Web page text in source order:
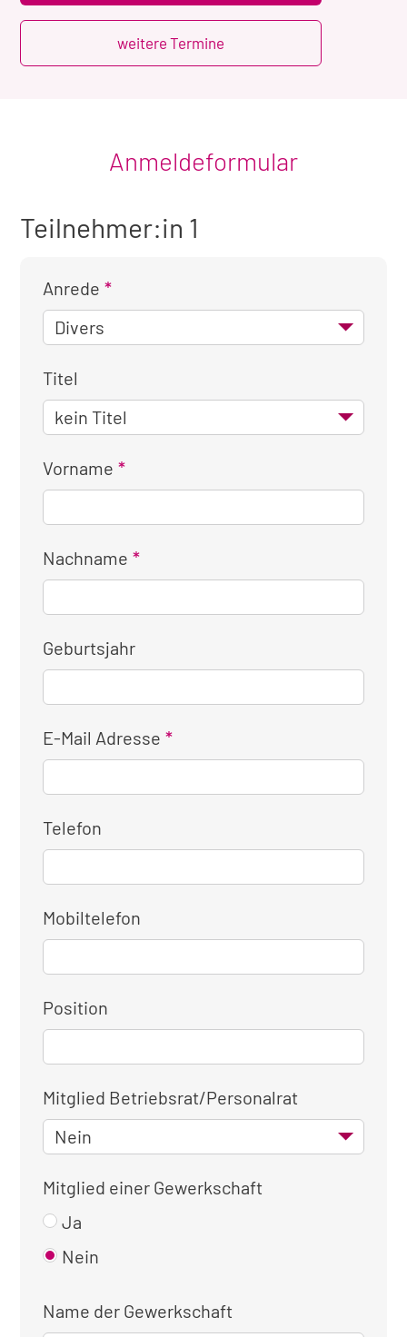
weitere Termine
Anmeldeformular
Teilnehmer:in 1
Anrede
Titel
Vorname
Nachname
Geburtsjahr
E-Mail Adresse
Telefon
Mobiltelefon
Position
Mitglied Betriebsrat/Personalrat
Mitglied einer Gewerkschaft
Ja
Nein
Name der Gewerkschaft